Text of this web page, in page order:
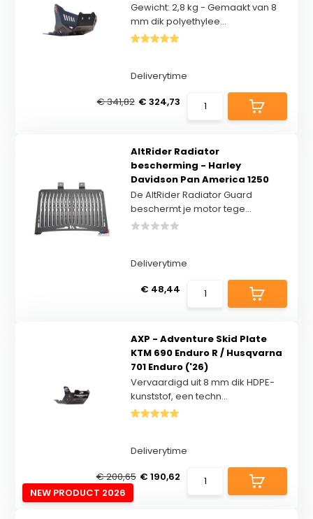
Gewicht: 2,8 kg - Gemaakt van 8
mm dik polyethylee...
Deliverytime
€ 341,82 € 324,73
AltRider Radiator
bescherming - Harley
Davidson Pan America 1250
De AltRider Radiator Guard
beschermt je motor tege...
Deliverytime
€ 48,44
NEW PRODUCT 2026
AXP - Adventure Skid Plate
KTM 690 Enduro R / Husqvarna
701 Enduro ('26)
Vervaardigd uit 8 mm dik HDPE-
kunststof, een techn...
Deliverytime
€ 200,65 € 190,62